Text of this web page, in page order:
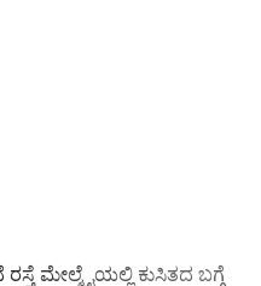
ಮೇಲ್ಮೈಯಲ್ಲಿ ಕುಸಿತದ ಬಗ್ಗೆ